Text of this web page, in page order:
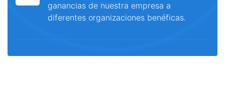
ganancias de nuestra empresa a
diferentes organizaciones benéficas.